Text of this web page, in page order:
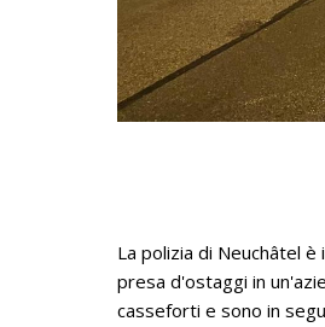
La polizia di Neuchâtel
presa d'ostaggi in
casseforti e sono in